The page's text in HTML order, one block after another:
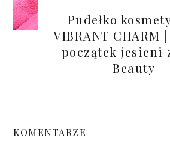
Pudełko
VIBRANT CHARM
początek jesieni
Beauty
KOMENTARZE